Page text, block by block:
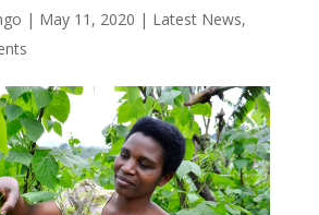
| May 11, 2020 | Latest News,